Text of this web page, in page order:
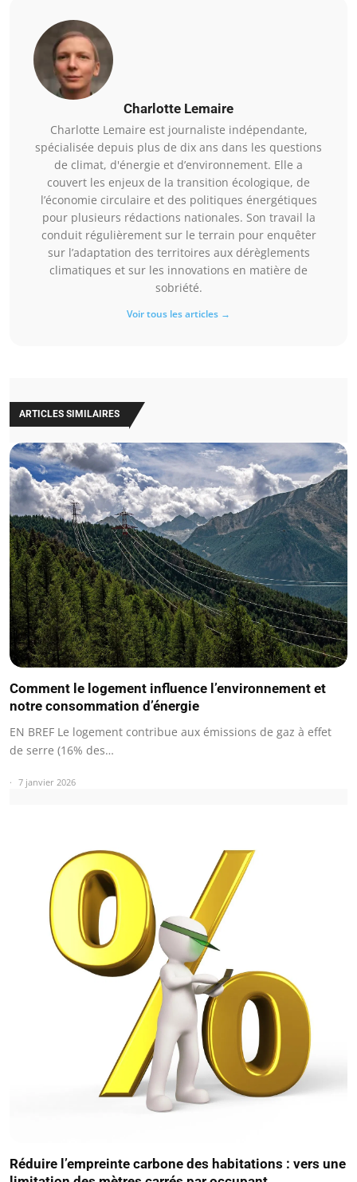
Charlotte Lemaire
Charlotte Lemaire est journaliste indépendante,
spécialisée depuis plus de dix ans dans les questions
de climat, d'énergie et d’environnement. Elle a
couvert les enjeux de la transition écologique, de
l’économie circulaire et des politiques énergétiques
pour plusieurs rédactions nationales. Son travail la
conduit régulièrement sur le terrain pour enquêter
sur l’adaptation des territoires aux dérèglements
climatiques et sur les innovations en matière de
sobriété.
Voir tous les articles →
ARTICLES SIMILAIRES
Comment le logement influence l’environnement et
notre consommation d’énergie
EN BREF Le logement contribue aux émissions de gaz à effet
de serre (16% des…
7 janvier 2026
Réduire l’empreinte carbone des habitations : vers une